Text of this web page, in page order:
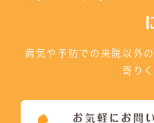
病気や予防での来院以外
寄り